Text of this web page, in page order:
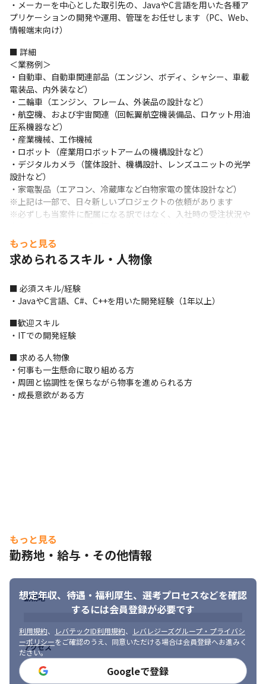
・メーカーを中心とした取引先の、JavaやC言語を用いた各種ア
プリケーションの開発や運用、管理をお任せします（PC、Web、
情報端末向け）
■ 詳細
＜業務例＞
・自動車、自動車関連部品（エンジン、ボディ、シャシー、車載
電装品、内外装など）
・二輪車（エンジン、フレーム、外装品の設計など）
・航空機、および宇宙関連（回転翼航空機装備品、ロケット用油
圧系機器など）
・産業機械、工作機械
・ロボット（産業用ロボットアームの機構設計など）
・デジタルカメラ（筐体設計、機構設計、レンズユニットの光学
設計など）
・家電製品（エアコン、冷蔵庫など白物家電の筐体設計など）
※上記は一部で、日々新しいプロジェクトの依頼があります
※必ずしも当案件に配属になる訳ではなく、入社時の受注状況や
ます
＜主な取引先＞
ニコン、ソニー、川崎重工業、三菱航空機、オムロン　など
■ この仕事の面白み、魅力
・取引先は大手/優良メーカーが多数で、IoT案件に携われたり、さ
まざまな業界のプロジェクトに携われたりします
・研修やキャリアパスなど、エンジニアをしっかりサポートする
体制が整っている環境で成長できます
・高いチームワーク力を身につけられます
（変更の範囲）当社の定める業務。詳細は就業条件明示書に記
一人ひとりのキャリアを大切にしています。
もっと見る
求められるスキル・人物像
■ 必須スキル/経験
・JavaやC言語、C#、C++を用いた開発経験（1年以上）
■歓迎スキル
・ITでの開発経験
■ 求める人物像
・何事も一生懸命に取り組める方
・周囲と協調性を保ちながら物事を進められる方
・成長意欲がある方
もっと見る
勤務地・給与・その他情報
想定年収、待遇・福利厚生、 選考プロセスなどを確認
するには会員登録が必要です
利用規約、 レバテックID利用規約、
レバレジーズグループ・プライバシ
ーポリシーをご確認のうえ、同意いただける場合は会員登録へお進みく
ださい。
Googleで登録
勤務地
アクセス